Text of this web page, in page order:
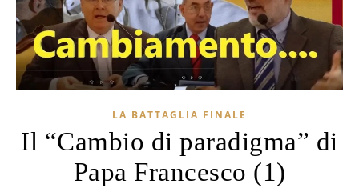
LA BATTAGLIA FINALE
Il “Cambio di paradigma” di
Papa Francesco (1)